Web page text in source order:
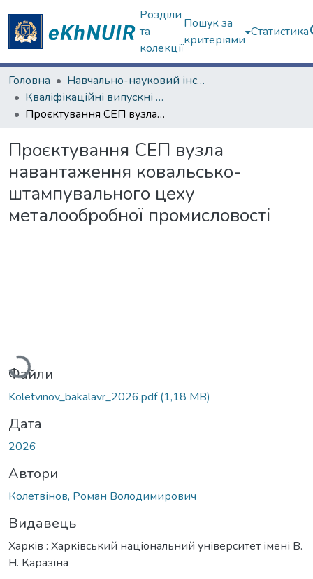
Розділи
та
колекції
Пошук за
критеріями
Статистика
Головна
Навчально-науковий інститут «Українська інженерно-педагогічна академія»
Кваліфікаційні випускні роботи бакалаврів. Навчально-науковий інститут «Українська інженерно-педагогічна академія»
Проєктування СЕП вузла навантаження ковальсько-штампувального цеху металообробної промисловості
Проєктування СЕП вузла
навантаження ковальсько-
штампувального цеху
металообробної промисловості
Вантажиться...
Файли
Koletvinov_bakalavr_2026.pdf(1,18 MB)
Дата
2026
Автори
Колетвінов, Роман Володимирович
Видавець
Харків : Харківський національний університет імені В.
Н. Каразіна